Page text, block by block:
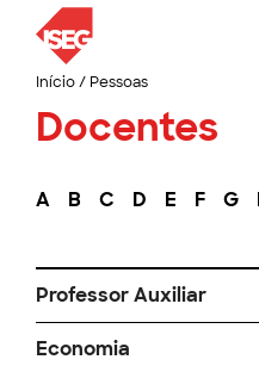
Início/ Pessoas
Docentes
A B C D E F G
Professor Auxiliar
Economia